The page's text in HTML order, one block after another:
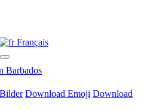
Français
Barbados
Download Emoji Download